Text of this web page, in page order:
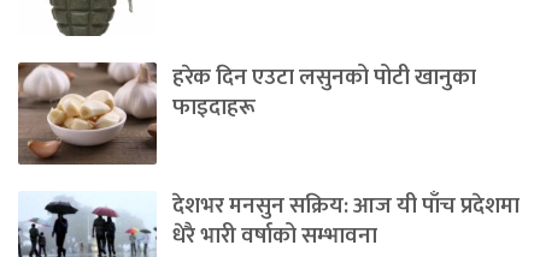
हरेक दिन एउटा लसुनको पोटी खानुका
फाइदाहरू
देशभर मनसुन सक्रिय: आज यी पाँच प्रदेशमा
धेरै भारी वर्षाको सम्भावना